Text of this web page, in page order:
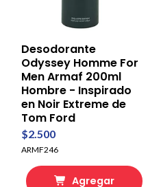
Desodorante
Odyssey Homme For
Men Armaf 200ml
Hombre - Inspirado
en Noir Extreme de
Tom Ford
$2.500
ARMF246
Agregar